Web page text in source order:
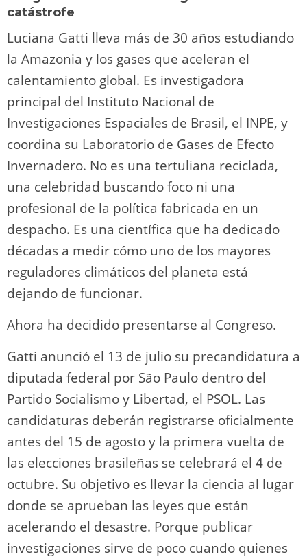
catástrofe
Luciana Gatti lleva más de 30 años estudiando
la Amazonia y los gases que aceleran el
calentamiento global. Es investigadora
principal del Instituto Nacional de
Investigaciones Espaciales de Brasil, el INPE, y
coordina su Laboratorio de Gases de Efecto
Invernadero. No es una tertuliana reciclada,
una celebridad buscando foco ni una
profesional de la política fabricada en un
despacho. Es una científica que ha dedicado
décadas a medir cómo uno de los mayores
reguladores climáticos del planeta está
dejando de funcionar.
Ahora ha decidido presentarse al Congreso.
Gatti anunció el 13 de julio su precandidatura a
diputada federal por São Paulo dentro del
Partido Socialismo y Libertad, el PSOL. Las
candidaturas deberán registrarse oficialmente
antes del 15 de agosto y la primera vuelta de
las elecciones brasileñas se celebrará el 4 de
octubre. Su objetivo es llevar la ciencia al lugar
donde se aprueban las leyes que están
acelerando el desastre. Porque publicar
investigaciones sirve de poco cuando quienes